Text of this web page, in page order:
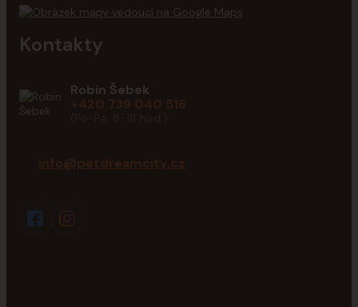
Kontakty
Robin Šebek
+420 739 040 516
info@petdreamcity.cz